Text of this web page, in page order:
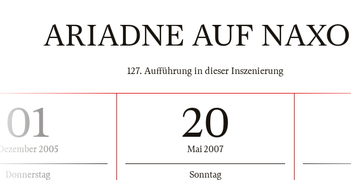
ARIADNE AUF
127. Aufführung in dieser Inszenierung
01
Dezember 2005
Donnerstag
20
Mai 2007
Sonntag